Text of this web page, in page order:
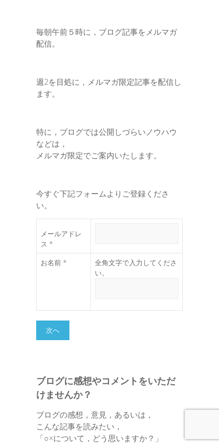
毎朝午前５時に，ブログ記事をメルマガ
配信。
週2を目処に，メルマガ限定記事を配信し
ます。
特に，ブログでは公開しづらいノウハウ
などは，
メルマガ限定でご案内いたします。
今すぐ下記フォームよりご登録くださ
い。
メールアドレ
ス *
お名前 *
全角文字で入力してくださ
い。
ブログに感想やコメントをいただ
けませんか？
ブログの感想，意見，あるいは，
こんな記事を読みたい，
「○×について，どう思いますか？」